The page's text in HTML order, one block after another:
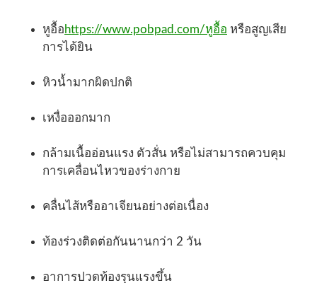
หูอื้อhttps://www.pobpad.com/หูอื้อ หรือสูญเสีย
การได้ยิน
หิวน้ำมากผิดปกติ
เหงื่อออกมาก
กล้ามเนื้ออ่อนแรง ตัวสั่น หรือไม่สามารถควบคุม
การเคลื่อนไหวของร่างกาย
คลื่นไส้หรืออาเจียนอย่างต่อเนื่อง
ท้องร่วงติดต่อกันนานกว่า 2 วัน
อาการปวดท้องรุนแรงขึ้น